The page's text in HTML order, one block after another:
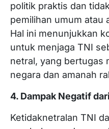
politik praktis dan
pemilihan umum atau
Hal ini menunjukkan
untuk menjaga TNI
netral, yang bertugas
negara dan amanah
4. Dampak Negatif
Ketidaknetralan TNI